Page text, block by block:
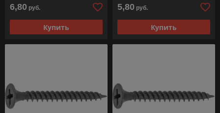
6,80 руб.
Купить
5,80 руб.
Купить